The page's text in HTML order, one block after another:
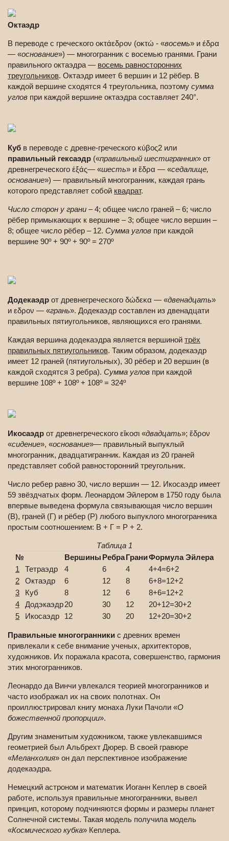
Октаэдр
В переводе с греческого οκτάεδρον (οκτώ - «восемь» и έδρα
— «основание») — многогранник с восемью гранями. Грани
правильного октаэдра — восемь равносторонних
треугольников. Октаэдр имеет 6 вершин и 12 рёбер. В
каждой вершине сходятся 4 треугольника, поэтому сумма
углов при каждой вершине октаэдра составляет 240°.
Куб в переводе с древне-греческого κύβος2 или
правильный гексаэдр («правильный шестигранник» от
древнегреческого ἑξάς— «шесть» и ἕδρα — «седалище,
основание») — правильный многогранник, каждая грань
которого представляет собой квадрат.
Число сторон у грани – 4; общее число граней – 6; число
рёбер примыкающих к вершине – 3; общее число вершин –
8; общее число рёбер – 12. Сумма углов при каждой
вершине 90º + 90º + 90º = 270º
Додекаэдр от древнегреческого δώδεκα — «двенадцать»
и εδρον — «грань». Додекаэдр составлен из двенадцати
правильных пятиугольников, являющихся его гранями.
Каждая вершина додекаэдра является вершиной трёх
правильных пятиугольников. Таким образом, додекаэдр
имеет 12 граней (пятиугольных), 30 рёбер и 20 вершин (в
каждой сходятся 3 ребра). Сумма углов при каждой
вершине 108º + 108º + 108º = 324º
Икосаэдр от древнегреческого εἴκοσι «двадцать»; ἕδρον
«сидение», «основание»— правильный выпуклый
многогранник, двадцатигранник. Каждая из 20 граней
представляет собой равносторонний треугольник.
Число ребер равно 30, число вершин — 12. Икосаэдр имеет
59 звёздчатых форм. Леонардом Эйлером в 1750 году была
впервые выведена формула связывающая число вершин
(В), граней (Г) и рёбер (Р) любого выпуклого многогранника
простым соотношением: В + Г = Р + 2.
Таблица 1
№
Вершины РебраГраниФормула Эйлера
1
Тетраэдр 4 6 4
4+4=6+2
2
Октаэдр 6 12 8
6+8=12+2
3
Куб 8 12 6
8+6=12+2
4
Додэкаэдр20 30 12
20+12=30+2
5
Икосаэдр 12 30 20 12+20=30+2
Правильные многогранники с древних времен
привлекали к себе внимание ученых, архитекторов,
художников. Их поражала красота, совершенство, гармония
этих многогранников.
Леонардо да Винчи увлекался теорией многогранников и
часто изображал их на своих полотнах. Он
проиллюстрировал книгу монаха Луки Пачоли «О
божественной пропорции».
Другим знаменитым художником, также увлекавшимся
геометрией был Альбрехт Дюрер. В своей гравюре
«Меланхолия» он дал перспективное изображение
додекаэдра.
Немецкий астроном и математик Иоганн Кеплер в своей
работе, используя правильные многогранники, вывел
принцип, которому подчиняются формы и размеры планет
Солнечной системы. Такая модель получила модель
«Космического кубка» Кеплера.